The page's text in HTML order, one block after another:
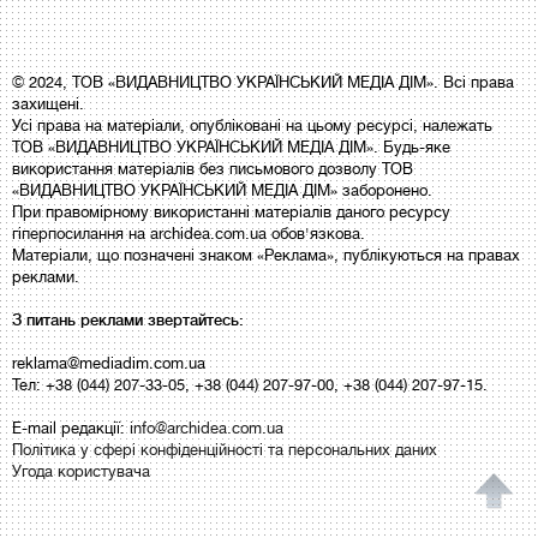
© 2024, ТОВ «ВИДАВНИЦТВО УКРАЇНСЬКИЙ МЕДІА ДІМ». Всі права
захищені.
Усі права на матеріали, опубліковані на цьому ресурсі, належать
ТОВ «ВИДАВНИЦТВО УКРАЇНСЬКИЙ МЕДІА ДІМ». Будь-яке
використання матеріалів без письмового дозволу ТОВ
«ВИДАВНИЦТВО УКРАЇНСЬКИЙ МЕДІА ДІМ» заборонено.
При правомірному використанні матеріалів даного ресурсу
гіперпосилання на archidea.com.ua обов'язкова.
Матеріали, що позначені знаком «Реклама», публікуються на правах
реклами.
З питань реклами звертайтесь:
reklama@mediadim.com.ua
Тел: +38 (044) 207-33-05, +38 (044) 207-97-00, +38 (044) 207-97-15.
E-mail редакції:info@archidea.com.ua
Політика у сфері конфіденційності та персональних даних
Угода користувача